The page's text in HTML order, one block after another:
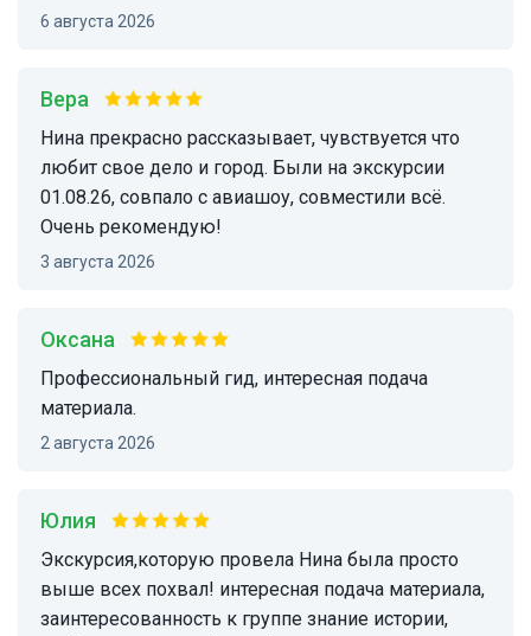
6 августа 2026
Вера
Нина прекрасно рассказывает, чувствуется что
любит свое дело и город. Были на экскурсии
01.08.26, совпало с авиашоу, совместили всё.
Очень рекомендую!
3 августа 2026
Оксана
Профессиональный гид, интересная подача
материала.
2 августа 2026
Юлия
Экскурсия,которую провела Нина была просто
выше всех похвал! интересная подача материала,
заинтересованность к группе знание истории,